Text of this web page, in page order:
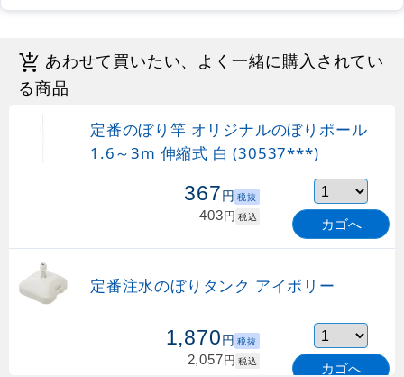
あわせて買いたい、よく一緒に購入されてい
る商品
定番のぼり竿 オリジナルのぼりポール
1.6～3m 伸縮式 白 (30537***)
367円 税抜
403円 税込 カゴへ
定番注水のぼりタンク アイボリー
1,870円 税抜
2,057円 税込 カゴへ